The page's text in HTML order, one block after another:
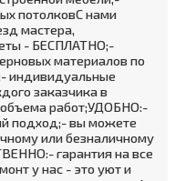
потолковС нами
мастера,
- БЕСПЛАТНО;-
материалов по
индивидуальные
заказчика в
объема работ;УДОБНО:-
подход;- вы можете
или безналичному
гарантия на все
у нас - это уют и